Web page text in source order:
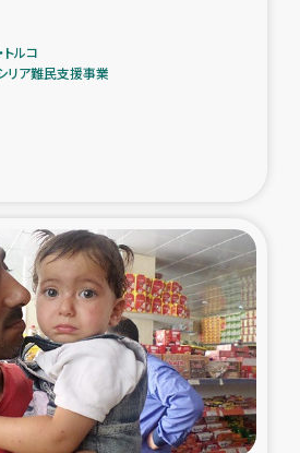
能登半島地震 緊急支援
ャンマー移民子ども支援
るマングローブ植林活動
リア難民への食糧・越冬支援
ノンにおける緊急支援
トルコ
リア難民支援事業